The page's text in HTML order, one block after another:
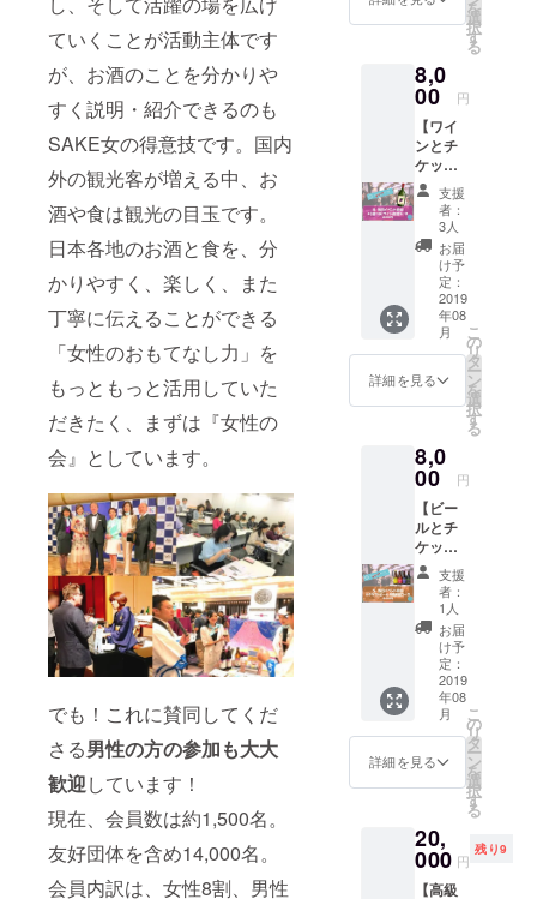
ていくことが活動主体です
が、お酒のことを分かりや
すく説明・紹介できるのも
SAKE女の得意技です。国内
外の観光客が増える中、お
酒や食は観光の目玉です。
日本各地のお酒と食を、分
かりやすく、楽しく、また
丁寧に伝えることができる
「女性のおもてなし力」を
もっともっと活用していた
だきたく、まずは『女性の
会』としています。
でも！これに賛同してくだ
さる男性の方の参加も大大
歓迎しています！
現在、会員数は約1,500名。
友好団体を含め14,000名。
会員内訳は、女性8割、男性
mas/m
as製
SAKE
女ロゴ
入りオ
リジナ
ルアク
リル枡
別途
配送し
ます！
③ご
様全員
に、
SAKE
女の会
代表理
事友田
晶子か
ら
お礼
のお手
紙をお
届けし
ます！
う」4個
セット
（イベ
ント当
日ご提
供） ④
mas/m
as製
SAKE
女ロゴ
入りオ
リジナ
ルアク
リル枡
（イベ
芸能人
は歯が
命！の
アパ
ガード
から
「美白
トライ
アル
セッ
ト」
（イベ
ント当
日ご提
供） ⑥
ぎ水と
して
山 天
然炭酸
水」350
酒②に
関しま
招待チ
ケット
はメー
ルにて
お送り
します
が、そ
のメー
ルに、
１、
改めて
「選べ
るお酒
最終リ
スト」
を添付
します
を記入
する
フォー
ムの
URLを
記載し
ます
プロ
ジェク
ト終了
後に、
ゆっく
りセレ
クトし
てくだ
さい。
返信期
間は、8
月29日
を
選
択
す
る
8,0
00 円
【ワイ
ンとチ
ケッ
ト】 ◆
４、当
日参加
チケッ
ト＆
【選べ
る】ワ
イン直
送コー
ス◆ ★
選べる
ワイン
②に関
て、 招
待チ
ケット
はメー
ルにて
お送り
します
が、そ
のメー
ルに、
１、
改めて
「選べ
るワイ
ン最終
リス
ト」を
希望の
銘柄を
記入す
る
支援
者：
3人
お届
け予
定：
2019
年08
月
詳細を見る
こ
の
リ
タ
ー
ン
を
選
択
す
る
8,0
00 円
【ビー
ルとチ
ケッ
ト】
◆5、当
日参加
チケッ
ト＆
ビール
直送
コース
【令和
維新
SAKE
の会】
（SAK
E女の会
３周年
イベン
支援
者：
1人
お届
け予
定：
2019
年08
月
詳細を見る
こ
の
リ
タ
ー
ン
を
選
択
す
る
20,
000 円
残り9
【高級